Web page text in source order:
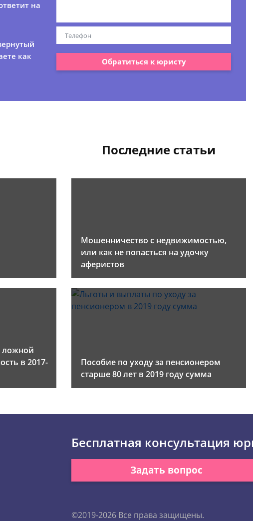
на
как
Обратиться к юристу
Последние статьи
Мошенничество с недвижимостью,
или как не попасться на удочку
аферистов
ложной
в 2017-
Пособие по уходу за пенсионером
старше 80 лет в 2019 году сумма
Бесплатная консультация
Задать вопрос
©2019-2026 Все права защищены.